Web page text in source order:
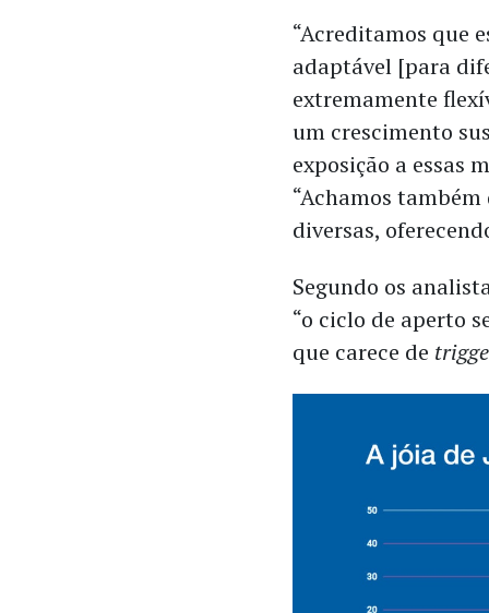
“Acreditamos que
adaptável [para
extremamente
um crescimento
exposição a essas
“Achamos
diversas,
Segundo os
“o ciclo de aperto
que carece de